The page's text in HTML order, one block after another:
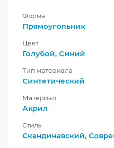
Форма
Прямоугольник
Цвет
Голубой, Синий
Тип материала
Синтетический
Материал
Акрил
Стиль
Скандинавский,